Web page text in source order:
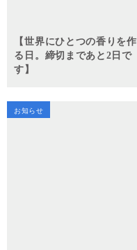
【世界にひとつの香りを作
る日。締切まであと2日で
す】
お知らせ